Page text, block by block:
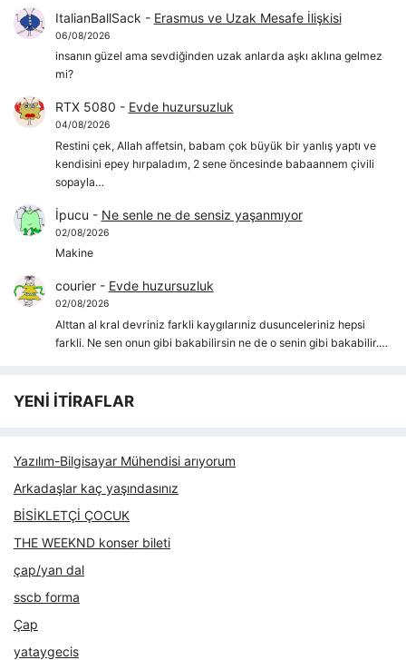
ItalianBallSack - Erasmus ve Uzak Mesafe İlişkisi
06/08/2026
insanın güzel ama sevdiğinden uzak anlarda aşkı aklına gelmez
mi?
RTX 5080 - Evde huzursuzluk
04/08/2026
Restini çek, Allah affetsin, babam çok büyük bir yanlış yaptı ve
kendisini epey hırpaladım, 2 sene öncesinde babaannem çivili
sopayla…
İpucu - Ne senle ne de sensiz yaşanmıyor
02/08/2026
Makine
courier- Evde huzursuzluk
02/08/2026
Alttan al kral devriniz farkli kaygılarıniz dusunceleriniz hepsi
farkli. Ne sen onun gibi bakabilirsin ne de o senin gibi bakabilir.…
YENİ İTİRAFLAR
Yazılım-Bilgisayar Mühendisi arıyorum
Arkadaşlar kaç yaşındasınız
BİSİKLETÇİ ÇOCUK
THE WEEKND konser bileti
çap/yan dal
sscb forma
Çap
yataygecis